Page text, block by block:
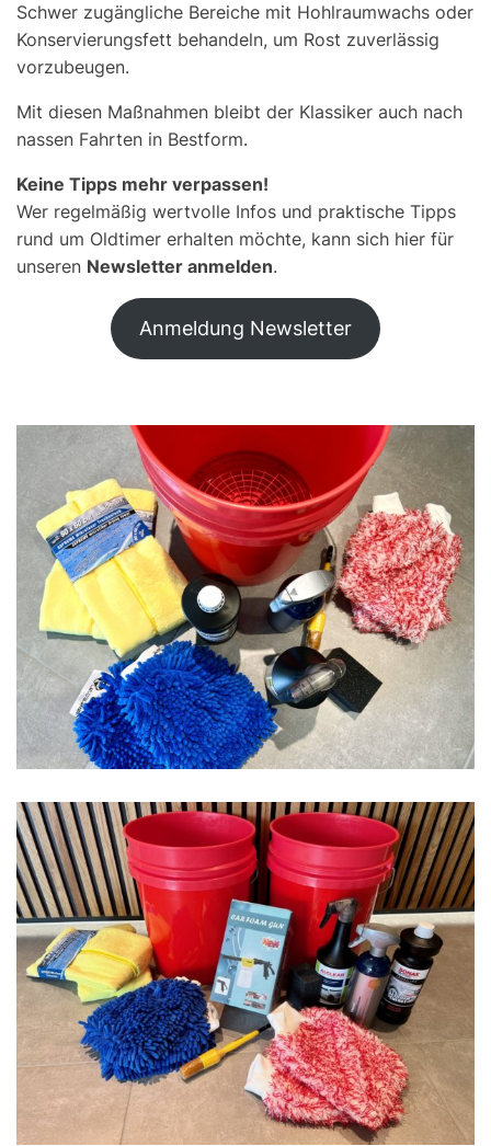
Schwer zugängliche Bereiche mit Hohlraumwachs oder
Konservierungsfett behandeln, um Rost zuverlässig
vorzubeugen.
Mit diesen Maßnahmen bleibt der Klassiker auch nach
nassen Fahrten in Bestform.
Keine Tipps mehr verpassen!
Wer regelmäßig wertvolle Infos und praktische Tipps
rund um Oldtimer erhalten möchte, kann sich hier für
unseren Newsletter anmelden.
Anmeldung Newsletter